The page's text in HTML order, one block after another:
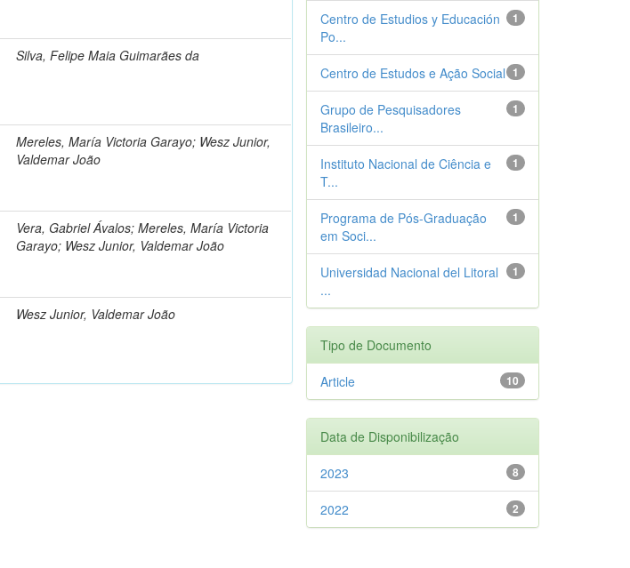
Silva, Felipe Maia Guimarães da
Mereles, María Victoria Garayo; Wesz Junior,
Valdemar João
Vera, Gabriel Ávalos; Mereles, María Victoria
Garayo; Wesz Junior, Valdemar João
Wesz Junior, Valdemar João
1
Centro de Estudios y Educación
Po...
1
Centro de Estudos e Ação Social
1
Grupo de Pesquisadores
Brasileiro...
1
Instituto Nacional de Ciência e
T...
1
Programa de Pós-Graduação
em Soci...
1
Universidad Nacional del Litoral
...
Tipo de Documento
10
Article
Data de Disponibilização
8
2023
2
2022